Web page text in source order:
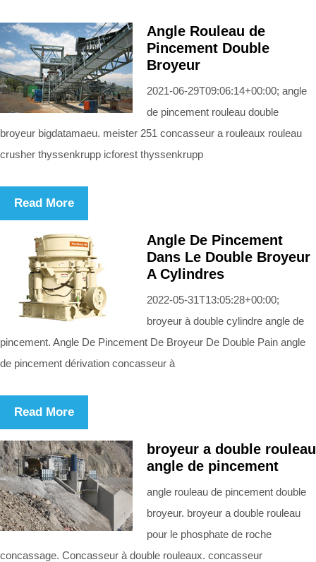
Angle Rouleau de
Pincement Double
Broyeur
2021-06-29T09:06:14+00:00; angle
de pincement rouleau double
broyeur bigdatamaeu. meister 251 concasseur a rouleaux rouleau
crusher thyssenkrupp icforest thyssenkrupp
Read More
Angle De Pincement
Dans Le Double Broyeur
A Cylindres
2022-05-31T13:05:28+00:00;
broyeur à double cylindre angle de
pincement. Angle De Pincement De Broyeur De Double Pain angle
de pincement dérivation concasseur à
Read More
broyeur a double rouleau
angle de pincement
angle rouleau de pincement double
broyeur. broyeur a double rouleau
pour le phosphate de roche
concassage. Concasseur à double rouleaux. concasseur